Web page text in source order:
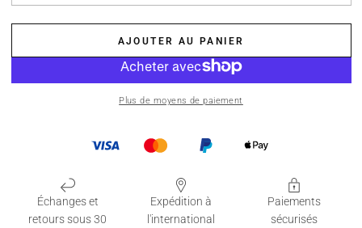
AJOUTER AU PANIER
Plus de moyens de paiement
Échanges et
retours sous 30
Expédition à
l'international
Paiements
sécurisés